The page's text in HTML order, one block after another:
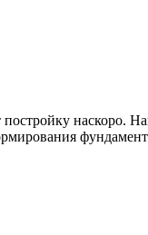
наскоро.